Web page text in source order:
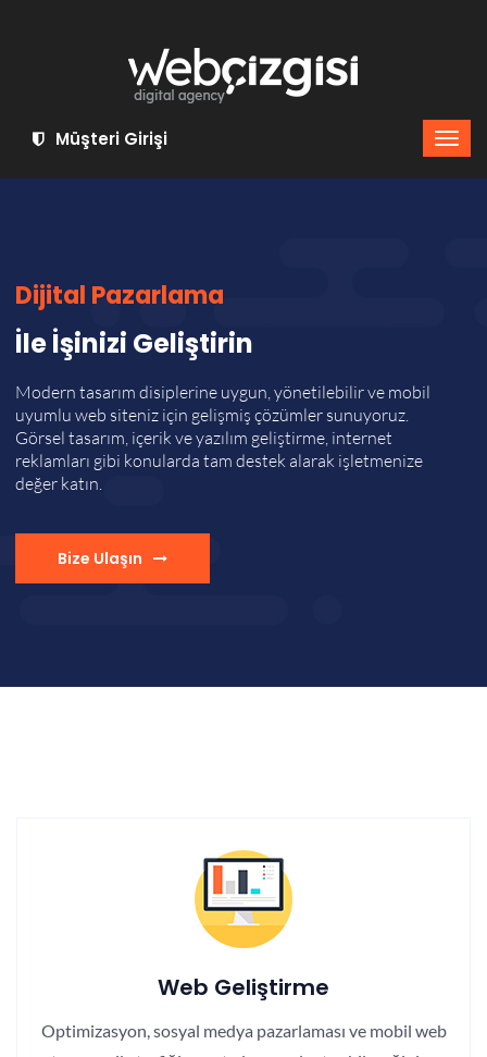
Müşteri Girişi
Dijital Pazarlama
İle İşinizi Geliştirin
Modern tasarım disiplerine uygun, yönetilebilir ve mobil
uyumlu web siteniz için gelişmiş çözümler sunuyoruz.
Görsel tasarım, içerik ve yazılım geliştirme, internet
reklamları gibi konularda tam destek alarak işletmenize
değer katın.
Bize Ulaşın
Web Geliştirme
Optimizasyon, sosyal medya pazarlaması ve mobil web